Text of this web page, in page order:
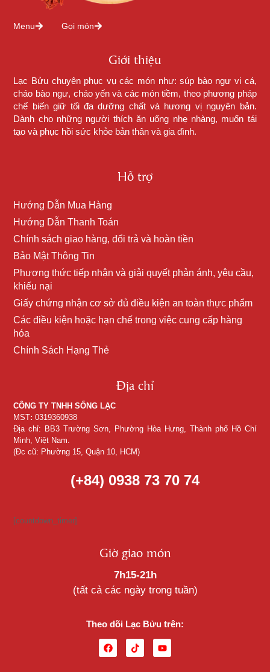
Menu Gọi món
Giới thiệu
Lạc Bửu chuyên phục vụ các món như: súp bào ngư vi cá,
cháo bào ngư, cháo yến và các món tiềm, theo phương pháp
chế biến giữ tối đa dưỡng chất và hương vị nguyên bản.
Dành cho những người thích ăn uống nhẹ nhàng, muốn tái
tạo và phục hồi sức khỏe bản thân và gia đình.
Hỗ trợ
Hướng Dẫn Mua Hàng
Hướng Dẫn Thanh Toán
Chính sách giao hàng, đổi trả và hoàn tiền
Bảo Mật Thông Tin
Phương thức tiếp nhận và giải quyết phản ánh, yêu cầu,
khiếu nại
Giấy chứng nhận cơ sở đủ điều kiện an toàn thực phẩm
Các điều kiện hoặc hạn chế trong việc cung cấp hàng
hóa
Chính Sách Hạng Thẻ
Địa chỉ
CÔNG TY TNHH SỐNG LẠC
MST: 0319360938
Địa chỉ: BB3 Trường Sơn, Phường Hòa Hưng, Thành phố Hồ Chí
Minh, Việt Nam.
(Đc cũ: Phường 15, Quận 10, HCM)
(+84) 0938 73 70 74
[countdown_timer]
Giờ giao món
7h15-21h
(tất cả các ngày trong tuần)
Theo dõi Lạc Bửu trên: